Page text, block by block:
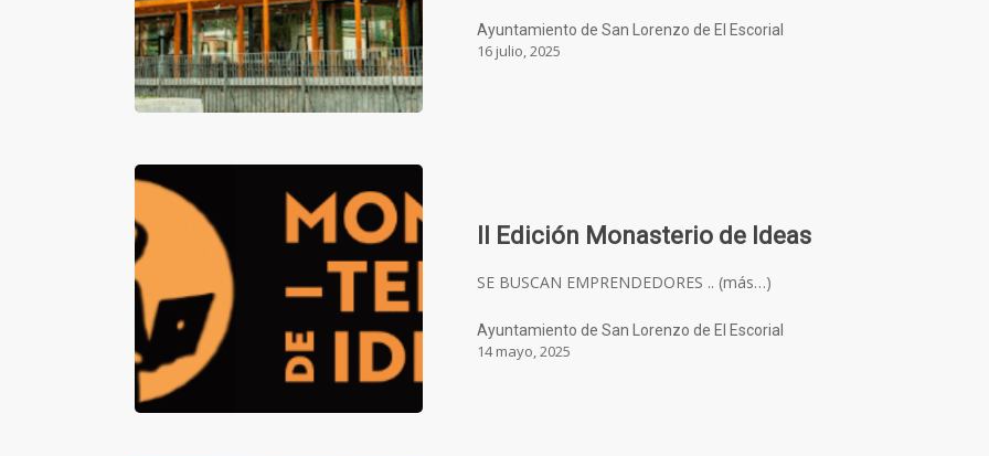
Ayuntamiento de San Lorenzo de El Escorial
16 julio, 2025
II Edición Monasterio de Ideas
SE BUSCAN EMPRENDEDORES .. (más…)
Ayuntamiento de San Lorenzo de El Escorial
14 mayo, 2025